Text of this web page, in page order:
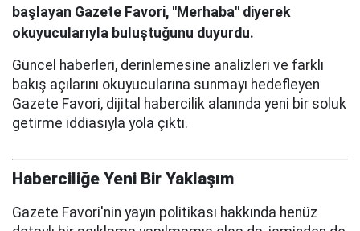
başlayan Gazete Favori, "Merhaba" diyerek
okuyucularıyla buluştuğunu duyurdu.
Güncel haberleri, derinlemesine analizleri ve farklı
bakış açılarını okuyucularına sunmayı hedefleyen
Gazete Favori, dijital habercilik alanında yeni bir soluk
getirme iddiasıyla yola çıktı.
Haberciliğe Yeni Bir Yaklaşım
Gazete Favori'nin yayın politikası hakkında henüz